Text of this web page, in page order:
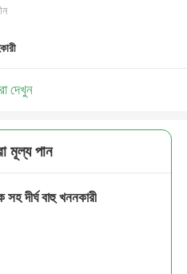
দেখুন
মূল্য পান
সহ দীর্ঘ বাহু খননকারী